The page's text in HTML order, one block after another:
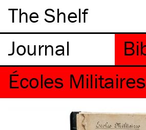
The Shelf
Écoles Militaires